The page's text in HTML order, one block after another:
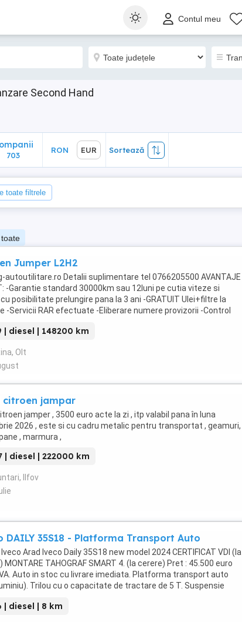
Contul meu
Second Hand
Sortează
703
RON EUR Sortează
toate filtrele
toate
Jumper L2H2
autoutilitare.ro Detalii suplimentare tel 0766205500 AVANTAJE
-Garantie standard 30000km sau 12luni pe cutia viteze si
posibilitate prelungire pana la 3 ani -GRATUIT Ulei+filtre la
-Servicii RAR efectuate -Eliberare numere provizorii -Control
| diesel | 148200 km
Olt
citroen jampar
jamper , 3500 euro acte la zi , itp valabil pana în luna
2026 , este si cu cadru metalic pentru transportat , geamuri,
, marmura ,
| diesel | 222000 km
Ilfov
DAILY 35S18 - Platforma Transport Auto
Iveco Arad Iveco Daily 35S18 new model 2024 CERTIFICAT VDI (la
MONTARE TAHOGRAF SMART 4. (la cerere) Pret : 45.500 euro
Auto in stoc cu livrare imediata. Platforma transport auto
Trilou cu o capacitate de tractare de 5 T. Suspensie
| diesel | 8 km